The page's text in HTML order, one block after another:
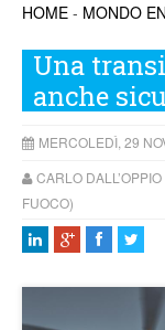
HOME - MONDO
Una
anche
MERCOLEDÌ, 29
CARLO
FUOCO)